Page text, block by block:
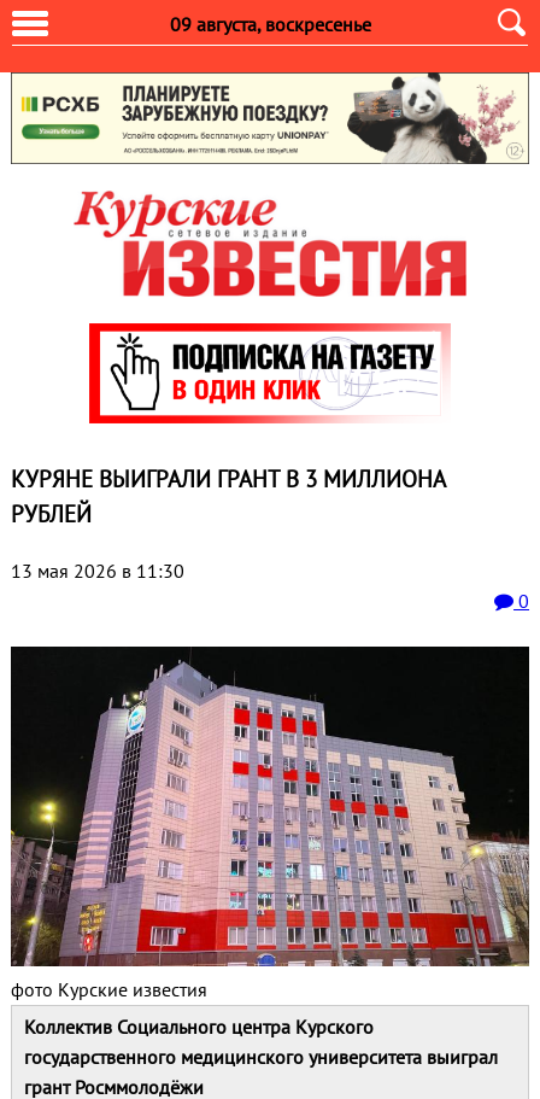
09 августа, воскресенье
КУРЯНЕ ВЫИГРАЛИ ГРАНТ В 3 МИЛЛИОНА
РУБЛЕЙ
13 мая 2026 в 11:30
0
фото Курские известия
Коллектив Социального центра Курского
государственного медицинского университета выиграл
грант Росммолодёжи